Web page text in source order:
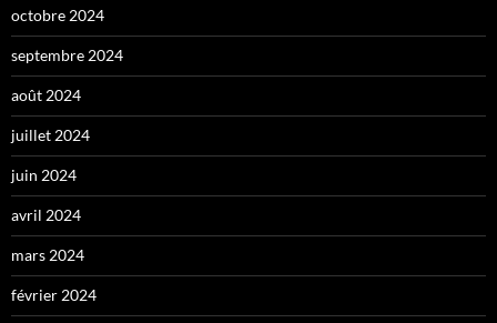
octobre 2024
septembre 2024
août 2024
juillet 2024
juin 2024
avril 2024
mars 2024
février 2024